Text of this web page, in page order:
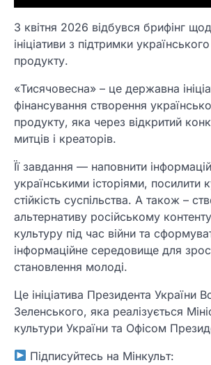
3 квітня 2026 відбувся брифінг
ініціативи з підтримки
продукту.
«Тисячовесна» – це державна
фінансування створення
продукту, яка через відкритий
митців і креаторів.
Її завдання — наповнити
українськими історіями, посилити
стійкість суспільства. А також –
альтернативу російському
культуру під час війни та
інформаційне середовище для
становлення молоді.
Це ініціатива Президента України
Зеленського, яка реалізується
культури України та Офісом
Підписуйтесь на Мінкульт: